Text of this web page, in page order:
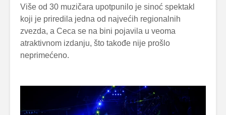
Više od 30 muzičara upotpunilo je sinoć spektakl
koji je priredila jedna od najvećih regionalnih
zvezda, a Ceca se na bini pojavila u veoma
atraktivnom izdanju, što takođe nije prošlo
neprimećeno.